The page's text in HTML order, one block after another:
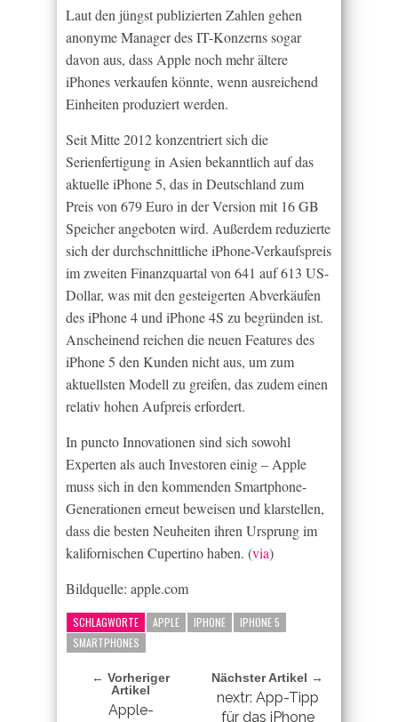
Laut den jüngst publizierten Zahlen gehen
anonyme Manager des IT-Konzerns sogar
davon aus, dass Apple noch mehr ältere
iPhones verkaufen könnte, wenn ausreichend
Einheiten produziert werden.
Seit Mitte 2012 konzentriert sich die
Serienfertigung in Asien bekanntlich auf das
aktuelle iPhone 5, das in Deutschland zum
Preis von 679 Euro in der Version mit 16 GB
Speicher angeboten wird. Außerdem reduzierte
sich der durchschnittliche iPhone-Verkaufspreis
im zweiten Finanzquartal von 641 auf 613 US-
Dollar, was mit den gesteigerten Abverkäufen
des iPhone 4 und iPhone 4S zu begründen ist.
Anscheinend reichen die neuen Features des
iPhone 5 den Kunden nicht aus, um zum
aktuellsten Modell zu greifen, das zudem einen
relativ hohen Aufpreis erfordert.
In puncto Innovationen sind sich sowohl
Experten als auch Investoren einig – Apple
muss sich in den kommenden Smartphone-
Generationen erneut beweisen und klarstellen,
dass die besten Neuheiten ihren Ursprung im
kalifornischen Cupertino haben. (via)
Bildquelle: apple.com
SCHLAGWORTE APPLE IPHONE
IPHONE 5
SMARTPHONES
← Vorheriger
Artikel
Apple-
Nächster Artikel →
nextr: App-Tipp
für das iPhone